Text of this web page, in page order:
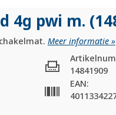
4g pwi m.
Meer informatie »
14841909
EAN: